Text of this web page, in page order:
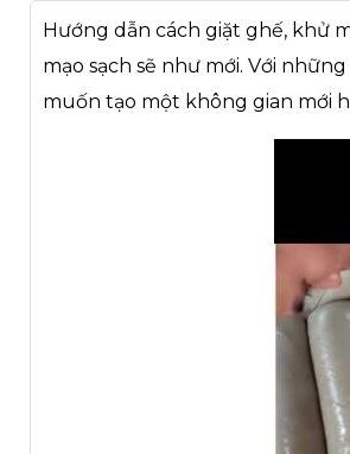
Hướng dẫn cách giặt ghế, khử
mạo sạch sẽ như mới. Với
muốn tạo một không gian mới